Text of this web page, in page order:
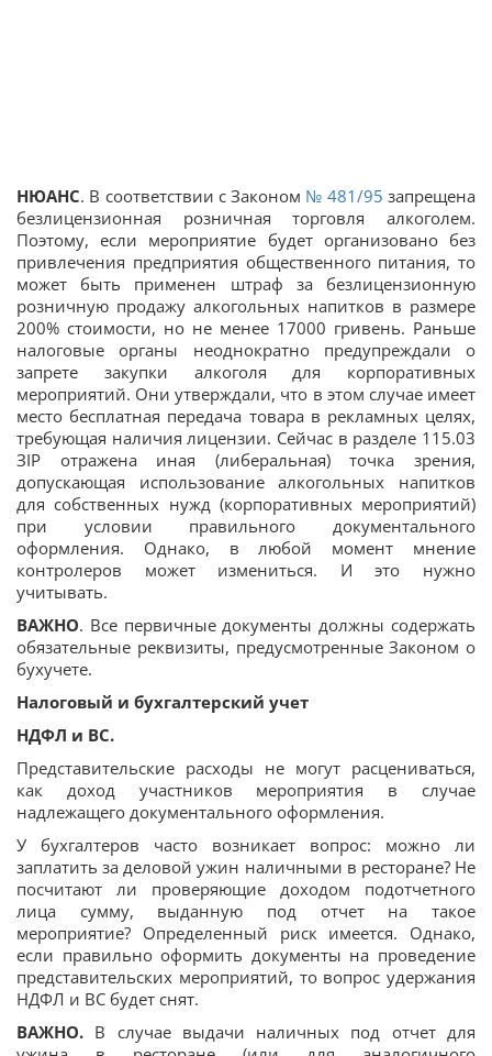
НЮАНС. В соответствии с Законом № 481/95 запрещена
безлицензионная розничная торговля алкоголем.
Поэтому, если мероприятие будет организовано без
привлечения предприятия общественного питания, то
может быть применен штраф за безлицензионную
розничную продажу алкогольных напитков в размере
200% стоимости, но не менее 17000 гривень. Раньше
налоговые органы неоднократно предупреждали о
запрете закупки алкоголя для корпоративных
мероприятий. Они утверждали, что в этом случае имеет
место бесплатная передача товара в рекламных целях,
требующая наличия лицензии. Сейчас в разделе 115.03
ЗІР отражена иная (либеральная) точка зрения,
допускающая использование алкогольных напитков
для собственных нужд (корпоративных мероприятий)
при условии правильного документального
оформления. Однако, в любой момент мнение
контролеров может измениться. И это нужно
учитывать.
ВАЖНО. Все первичные документы должны содержать
обязательные реквизиты, предусмотренные Законом о
бухучете.
Налоговый и бухгалтерский учет
НДФЛ и ВС.
Представительские расходы не могут расцениваться,
как доход участников мероприятия в случае
надлежащего документального оформления.
У бухгалтеров часто возникает вопрос: можно ли
заплатить за деловой ужин наличными в ресторане? Не
посчитают ли проверяющие доходом подотчетного
лица сумму, выданную под отчет на такое
мероприятие? Определенный риск имеется. Однако,
если правильно оформить документы на проведение
представительских мероприятий, то вопрос удержания
НДФЛ и ВС будет снят.
ВАЖНО. В случае выдачи наличных под отчет для